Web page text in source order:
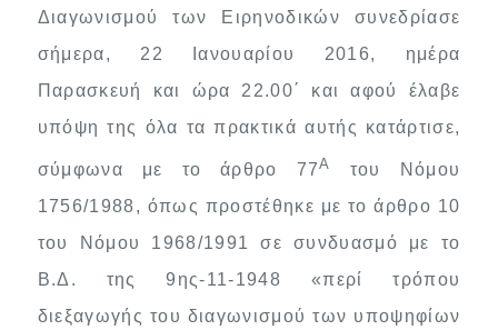
Διαγωνισμού των Ειρηνοδικών συνεδρίασε
σήμερα, 22 Ιανουαρίου 2016, ημέρα
Παρασκευή και ώρα 22.00΄ και αφού έλαβε
υπόψη της όλα τα πρακτικά αυτής κατάρτισε,
σύμφωνα με το άρθρο 77Α
του Νόμου
1756/1988, όπως προστέθηκε με το άρθρο 10
του Νόμου 1968/1991 σε συνδυασμό με το
Β.Δ. της 9ης-11-1948 «περί τρόπου
διεξαγωγής του διαγωνισμού των υποψηφίων